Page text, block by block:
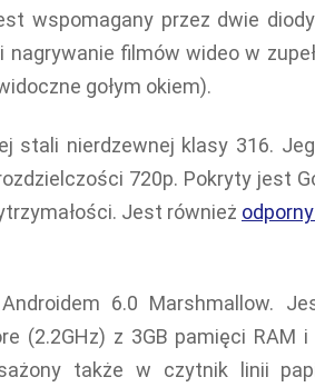
wspomagany przez dwie
filmów wideo w
gołym okiem).
stali nierdzewnej klasy 316.
720p. Pokryty jest
Jest również
6.0 Marshmallow.
(2.2GHz) z 3GB pamięci RAM i
także w czytnik linii